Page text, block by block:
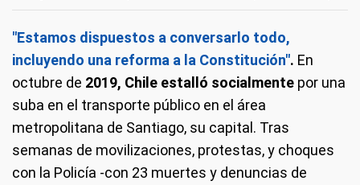
"Estamos dispuestos a conversarlo todo,
incluyendo una reforma a la Constitución". En
octubre de 2019, Chile estalló socialmente por una
suba en el transporte público en el área
metropolitana de Santiago, su capital. Tras
semanas de movilizaciones, protestas, y choques
con la Policía -con 23 muertes y denuncias de